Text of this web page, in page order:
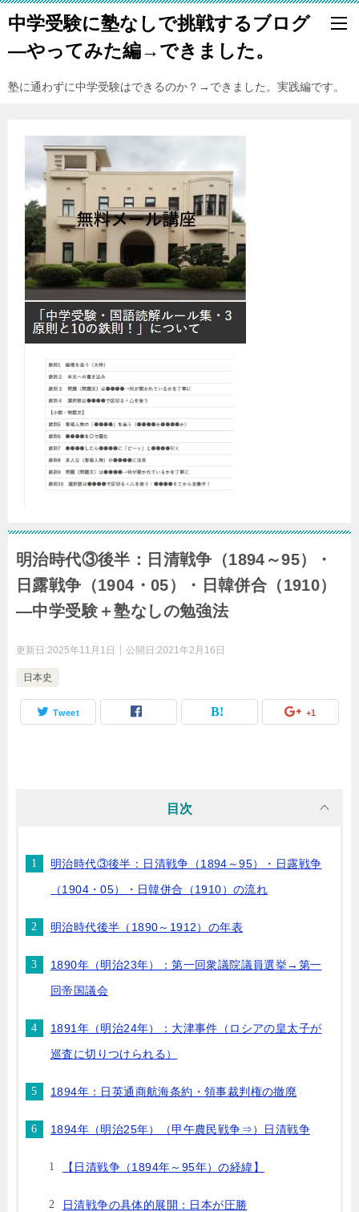
中学受験に塾なしで挑戦するブログ
―やってみた編→できました。
塾に通わずに中学受験はできるのか？→できました。実践編です。
明治時代③後半：日清戦争（1894～95）・
日露戦争（1904・05）・日韓併合（1910）
―中学受験＋塾なしの勉強法
更新日:2025年11月1日 公開日:2021年2月16日
日本史
Tweet +1
目次
明治時代③後半：日清戦争（1894～95）・日露戦争
（1904・05）・日韓併合（1910）の流れ
明治時代後半（1890～1912）の年表
1890年（明治23年）：第一回衆議院議員選挙→第一
回帝国議会
1891年（明治24年）：大津事件（ロシアの皇太子が
巡査に切りつけられる）
1894年：日英通商航海条約・領事裁判権の撤廃
1894年（明治25年）（甲午農民戦争⇒）日清戦争
【日清戦争（1894年～95年）の経緯】
日清戦争の具体的展開：日本が圧勝